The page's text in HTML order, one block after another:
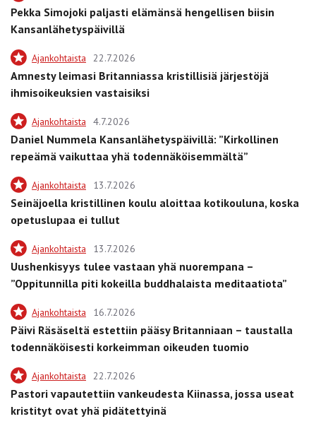
Pekka Simojoki paljasti elämänsä hengellisen biisin
Kansanlähetyspäivillä
Ajankohtaista 22.7.2026
Amnesty leimasi Britanniassa kristillisiä järjestöjä
ihmisoikeuksien vastaisiksi
Ajankohtaista 4.7.2026
Daniel Nummela Kansanlähetyspäivillä: ”Kirkollinen
repeämä vaikuttaa yhä todennäköisemmältä”
Ajankohtaista 13.7.2026
Seinäjoella kristillinen koulu aloittaa kotikouluna, koska
opetuslupaa ei tullut
Ajankohtaista 13.7.2026
Uushenkisyys tulee vastaan yhä nuorempana –
”Oppitunnilla piti kokeilla buddhalaista meditaatiota”
Ajankohtaista 16.7.2026
Päivi Räsäseltä estettiin pääsy Britanniaan – taustalla
todennäköisesti korkeimman oikeuden tuomio
Ajankohtaista 22.7.2026
Pastori vapautettiin vankeudesta Kiinassa, jossa useat
kristityt ovat yhä pidätettyinä